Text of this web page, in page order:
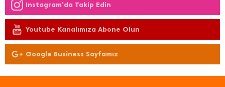
Instagram'da Takip Edin
Youtube Kanalımıza Abone Olun
Google Business Sayfamız